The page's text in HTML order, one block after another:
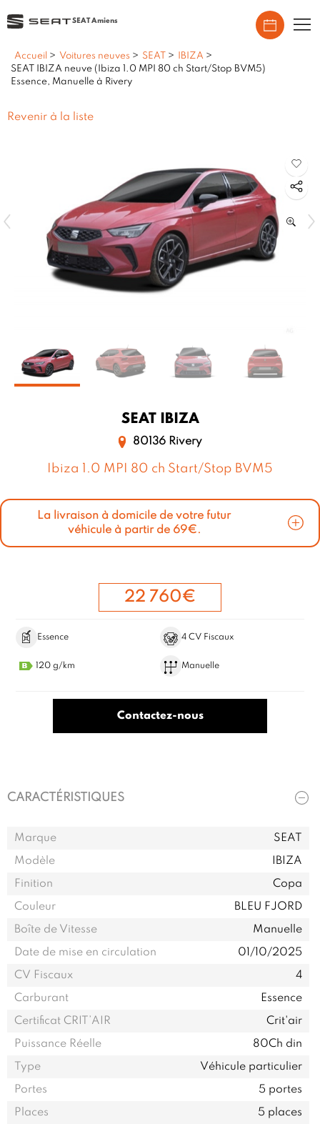
SEAT Amiens
Accueil > Voitures neuves > SEAT > IBIZA >
SEAT IBIZA neuve (Ibiza 1.0 MPI 80 ch Start/Stop BVM5)
Essence, Manuelle à Rivery
Revenir à la liste
SEAT IBIZA
Ibiza 1.0 MPI 80 ch Start/Stop BVM5
80136 Rivery
Essence 4 CV Fiscaux
120 g/km Manuelle
22 760€
Contactez-nous
La livraison à domicile de votre futur
véhicule à partir de 69€.
CARACTÉRISTIQUES
Marque
SEAT
Modèle
IBIZA
Finition
Copa
Couleur
BLEU FJORD
Boîte de Vitesse
Manuelle
Date de mise en circulation
01/10/2025
CV Fiscaux
4
Carburant
Essence
Certificat CRIT’AIR
Crit'air
Puissance Réelle
80Ch din
Type
Véhicule particulier
Portes
5 portes
Places
5 places